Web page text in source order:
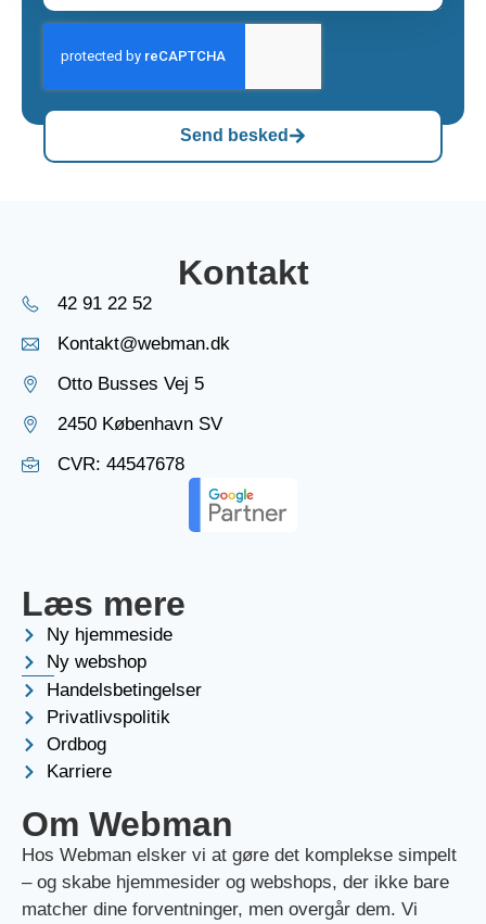
Send besked
Kontakt
42 91 22 52
Kontakt@webman.dk
Otto Busses Vej 5
2450 København SV
CVR: 44547678
Læs mere
Ny hjemmeside
Ny webshop
Handelsbetingelser
Privatlivspolitik
Ordbog
Karriere
Om Webman
Hos Webman elsker vi at gøre det komplekse simpelt
– og skabe hjemmesider og webshops, der ikke bare
matcher dine forventninger, men overgår dem. Vi